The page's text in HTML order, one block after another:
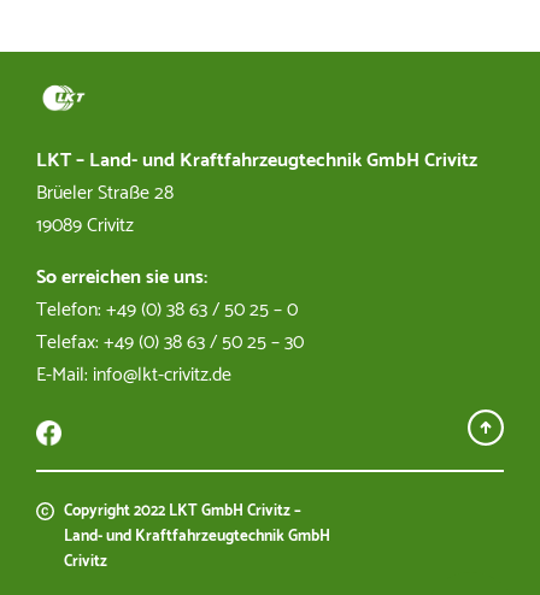
Dirk Egger
technikmarkt@lkt-crivitz.de
Kfz Werkstatt
LKT – Land- und Kraftfahrzeugtechnik GmbH Crivitz
Brüeler Straße 28
19089 Crivitz
So erreichen sie uns:
Telefon: +49 (0) 38 63 / 50 25 – 0
Telefax: +49 (0) 38 63 / 50 25 – 30
E-Mail: info@lkt-crivitz.de
Copyright 2022 LKT GmbH Crivitz –
Land- und Kraftfahrzeugtechnik GmbH
Crivitz